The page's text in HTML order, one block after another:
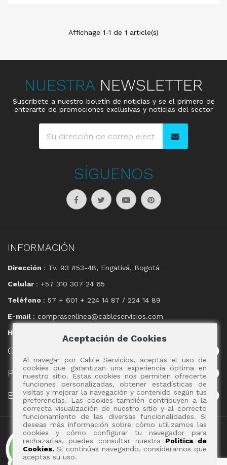
Affichage 1-1 de 1 article(s)
NUESTRA NEWSLETTER
Suscribete a nuestro boletín de noticias y se el primero de
enterarte de promociones exclusivas y noticias del sector
SÍGUENOS
INFORMACIÓN
Dirección : Tv. 93 #53-48, Engativá, Bogotá
Celular : +57 310 307 24 65
Teléfono : 57 + 601 + 224 14 87 / 224 14 89
E-mail : comprasenlinea@cableservicios.com
Horario
CABLE
POLÍTICAS
EVENTOS
Aceptación de Cookies
Al navegar por Cable Servicios, aceptas el uso de
cookies que garantizan una experiencia óptima en
nuestro sitio. Estas cookies nos permiten ofrecerte
funciones personalizadas, obtener estadísticas de
visitas y mejorar la navegación y contenido según tus
preferencias. Las cookies también contribuyen a la
correcta visualización de nuestro sitio y al correcto
funcionamiento de las diversas funcionalidades. Si
deseas más información sobre cómo utilizamos las
cookies y cómo configurar tu navegador para
rechazarlas, puedes consultar nuestra Política de
Cookies.Si continúas navegando, consideramos que
aceptas su uso.
Copyright 2017 - Cable Servicios S.A.